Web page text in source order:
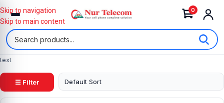
0
Skip to navigation
Skip to main content
text
☰ Filter